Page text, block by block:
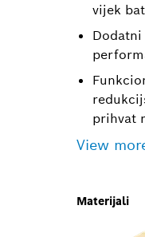
vijek
Dodatni
prihvat
View
Materijali